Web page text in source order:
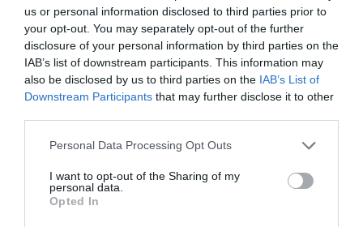
us or personal information disclosed to third parties prior to
your opt-out. You may separately opt-out of the further
disclosure of your personal information by third parties on the
IAB’s list of downstream participants. This information may
also be disclosed by us to third parties on the IAB’s List of
Downstream Participants that may further disclose it to other
Personal Data Processing Opt Outs
I want to opt-out of the Sharing of my
personal data.
Opted In
Στην οµαδική βαθµολογία πρώτος σύλλογος ήλθε ο
ΝΑΟΚ, δεύτερος ο Τρίτων και τρίτος τα ∆ελφίνια
Περιστερίου.